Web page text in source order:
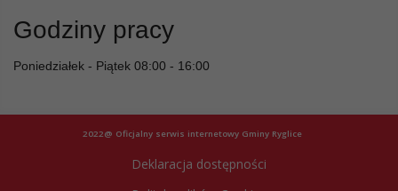
Godziny pracy
Poniedziałek - Piątek 08:00 - 16:00
2022@ Oficjalny serwis internetowy Gminy Ryglice
Deklaracja dostępności